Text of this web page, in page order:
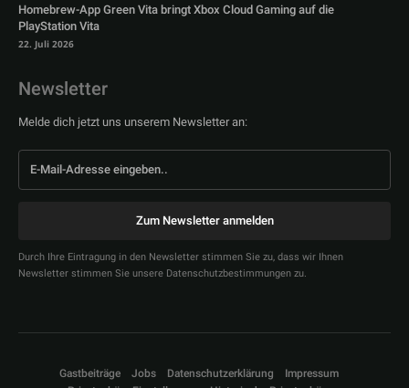
Homebrew-App Green Vita bringt Xbox Cloud Gaming auf die
PlayStation Vita
22. Juli 2026
Newsletter
Melde dich jetzt uns unserem Newsletter an:
Zum Newsletter anmelden
Durch Ihre Eintragung in den Newsletter stimmen Sie zu, dass wir Ihnen
Newsletter stimmen Sie unsere Datenschutzbestimmungen zu.
Gastbeiträge Jobs Datenschutzerklärung
Impressum